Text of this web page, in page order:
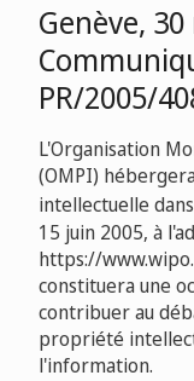
Genève,
PR/2005/
L'Organisation
(OMPI)
intellectuelle
15 juin 2005, à
https://
constituera une
contribuer au
propriété
l'information.